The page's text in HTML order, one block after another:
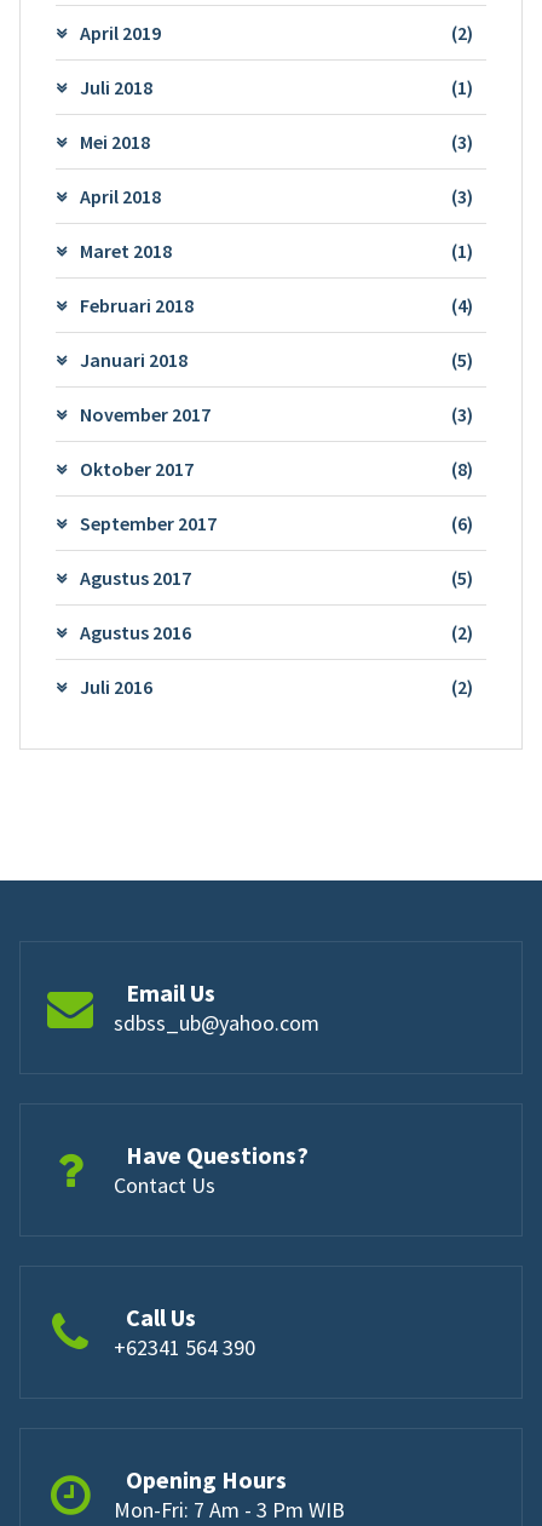
April 2019 (2)
Juli 2018 (1)
Mei 2018 (3)
April 2018 (3)
Maret 2018 (1)
Februari 2018 (4)
Januari 2018 (5)
November 2017 (3)
Oktober 2017 (8)
September 2017 (6)
Agustus 2017 (5)
Agustus 2016 (2)
Juli 2016 (2)
Email Us
sdbss_ub@yahoo.com
Have Questions?
Contact Us
Call Us
+62341 564 390
Opening Hours
Mon-Fri: 7 Am - 3 Pm WIB